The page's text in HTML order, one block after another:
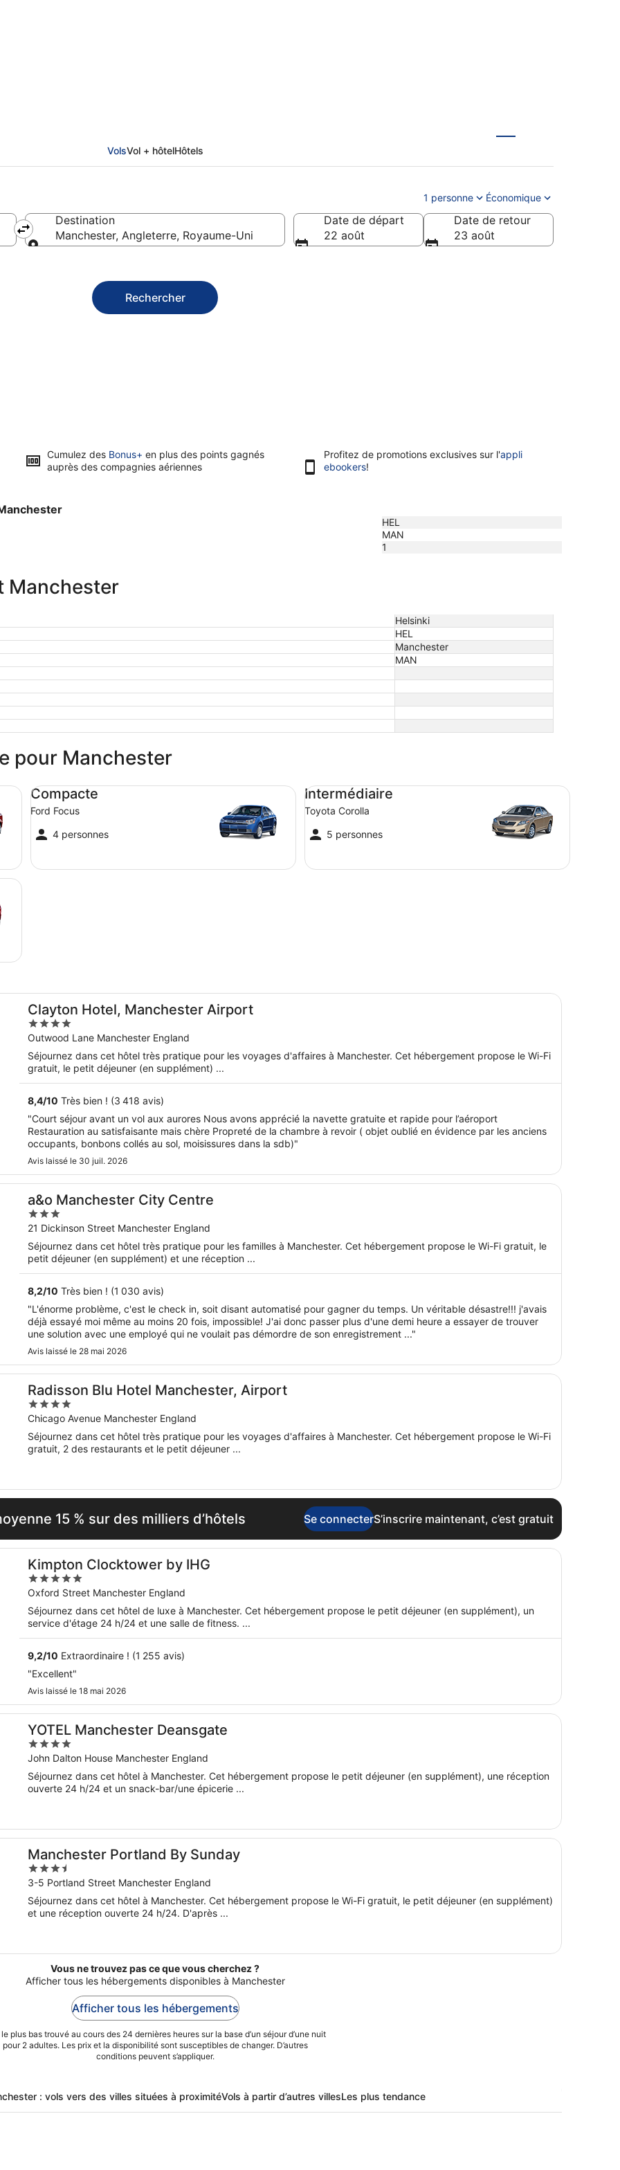
VolsVol + hôtelHôtels
1 personne Économique
Destination
Manchester, Angleterre, Royaume-Uni
Date de départ
22 août
Date de retour
23 août
Rechercher
Cumulez des Bonus+ en plus des points gagnés
auprès des compagnies aériennes
Profitez de promotions exclusives sur l'appli
ebookers!
HEL
MAN
1
Manchester
Helsinki
HEL
Manchester
MAN
pour Manchester
Compacte
Ford Focus
4 personnes
Compacte Ford Focus
Intermédiaire
Toyota Corolla
5 personnes
Intermédiaire Toyota Corolla
Clayton Hotel, Manchester Airport
4
out
of
5
Outwood Lane Manchester England
Séjournez dans cet hôtel très pratique pour les voyages d'affaires à Manchester. Cet hébergement propose le Wi-Fi
gratuit, le petit déjeuner (en supplément) ...
8,4/10 Très bien ! (3 418 avis)
"Court séjour avant un vol aux aurores Nous avons apprécié la navette gratuite et rapide pour l’aéroport
Restauration au satisfaisante mais chère Propreté de la chambre à revoir ( objet oublié en évidence par les anciens
occupants, bonbons collés au sol, moisissures dans la sdb)"
Avis laissé le 30 juil. 2026
a&o Manchester City Centre
3
out
of
5
21 Dickinson Street Manchester England
Séjournez dans cet hôtel très pratique pour les familles à Manchester. Cet hébergement propose le Wi-Fi gratuit, le
petit déjeuner (en supplément) et une réception ...
8,2/10 Très bien ! (1 030 avis)
"L'énorme problème, c'est le check in, soit disant automatisé pour gagner du temps. Un véritable désastre!!! j'avais
déjà essayé moi même au moins 20 fois, impossible! J'ai donc passer plus d'une demi heure a essayer de trouver
une solution avec une employé qui ne voulait pas démordre de son enregistrement ..."
Avis laissé le 28 mai 2026
Radisson Blu Hotel Manchester, Airport
4
out
of
5
Chicago Avenue Manchester England
Séjournez dans cet hôtel très pratique pour les voyages d'affaires à Manchester. Cet hébergement propose le Wi-Fi
gratuit, 2 des restaurants et le petit déjeuner ...
15 % sur des milliers d’hôtels Se connecterS’inscrire maintenant, c’est gratuit
Kimpton Clocktower by IHG
5
out
of
5
Oxford Street Manchester England
Séjournez dans cet hôtel de luxe à Manchester. Cet hébergement propose le petit déjeuner (en supplément), un
service d'étage 24 h/24 et une salle de fitness. ...
9,2/10 Extraordinaire ! (1 255 avis)
"Excellent"
Avis laissé le 18 mai 2026
YOTEL Manchester Deansgate
4
out
of
5
John Dalton House Manchester England
Séjournez dans cet hôtel à Manchester. Cet hébergement propose le petit déjeuner (en supplément), une réception
ouverte 24 h/24 et un snack-bar/une épicerie ...
Manchester Portland By Sunday
3.5
out
of
5
3-5 Portland Street Manchester England
Séjournez dans cet hôtel à Manchester. Cet hébergement propose le Wi-Fi gratuit, le petit déjeuner (en supplément)
et une réception ouverte 24 h/24. D'après ...
Vous ne trouvez pas ce que vous cherchez ?
Afficher tous les hébergements disponibles à Manchester
Afficher tous les hébergements
le plus bas trouvé au cours des 24 dernières heures sur la base d’un séjour d’une nuit
pour 2 adultes. Les prix et la disponibilité sont susceptibles de changer. D’autres
conditions peuvent s’appliquer.
: vols vers des villes situées à proximitéVols à partir d’autres villesLes plus tendance